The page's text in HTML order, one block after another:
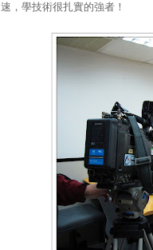
速，學技術很扎實的強者！